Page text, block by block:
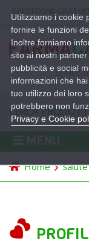
SPEDIZIONE
LE
MENU
Home
Utilizziamo i cookie
fornire le funzioni
Inoltre forniamo
sito ai nostri
pubblicità e social
informazioni che
tuo utilizzo dei loro
potrebbero non
Privacy e Cookie